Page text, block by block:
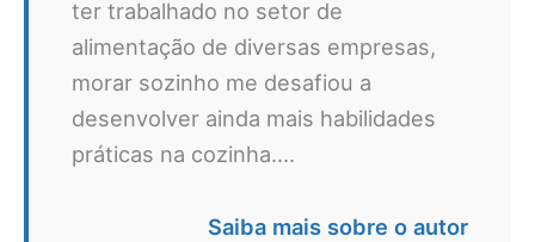
ter trabalhado no setor de
alimentação de diversas empresas,
morar sozinho me desafiou a
desenvolver ainda mais habilidades
práticas na cozinha....
Saiba mais sobre o autor